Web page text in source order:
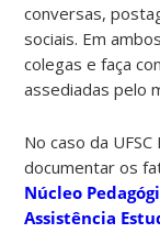
conversas,
sociais. Em
colegas e faça
assediadas pelo
No caso da
documentar os
Núcleo
Assistência